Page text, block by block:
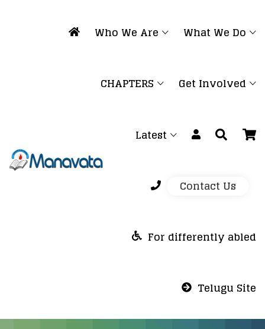
Who We Are What We Do
CHAPTERS Get Involved
Latest
Contact Us
For differently abled
Telugu Site